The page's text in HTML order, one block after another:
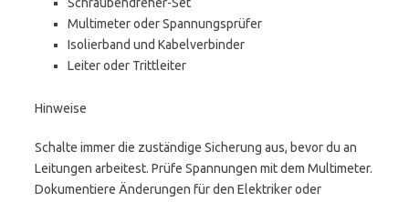
Multimeter oder Spannungsprüfer
Isolierband und Kabelverbinder
Leiter oder Trittleiter
Hinweise
Schalte immer die zuständige Sicherung aus, bevor du an
Leitungen arbeitest. Prüfe Spannungen mit dem Multimeter.
Dokumentiere Änderungen für den Elektriker oder